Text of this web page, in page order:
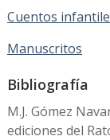
Cuentos
Manuscritos
Bibliografía
M.J. Gómez
ediciones del